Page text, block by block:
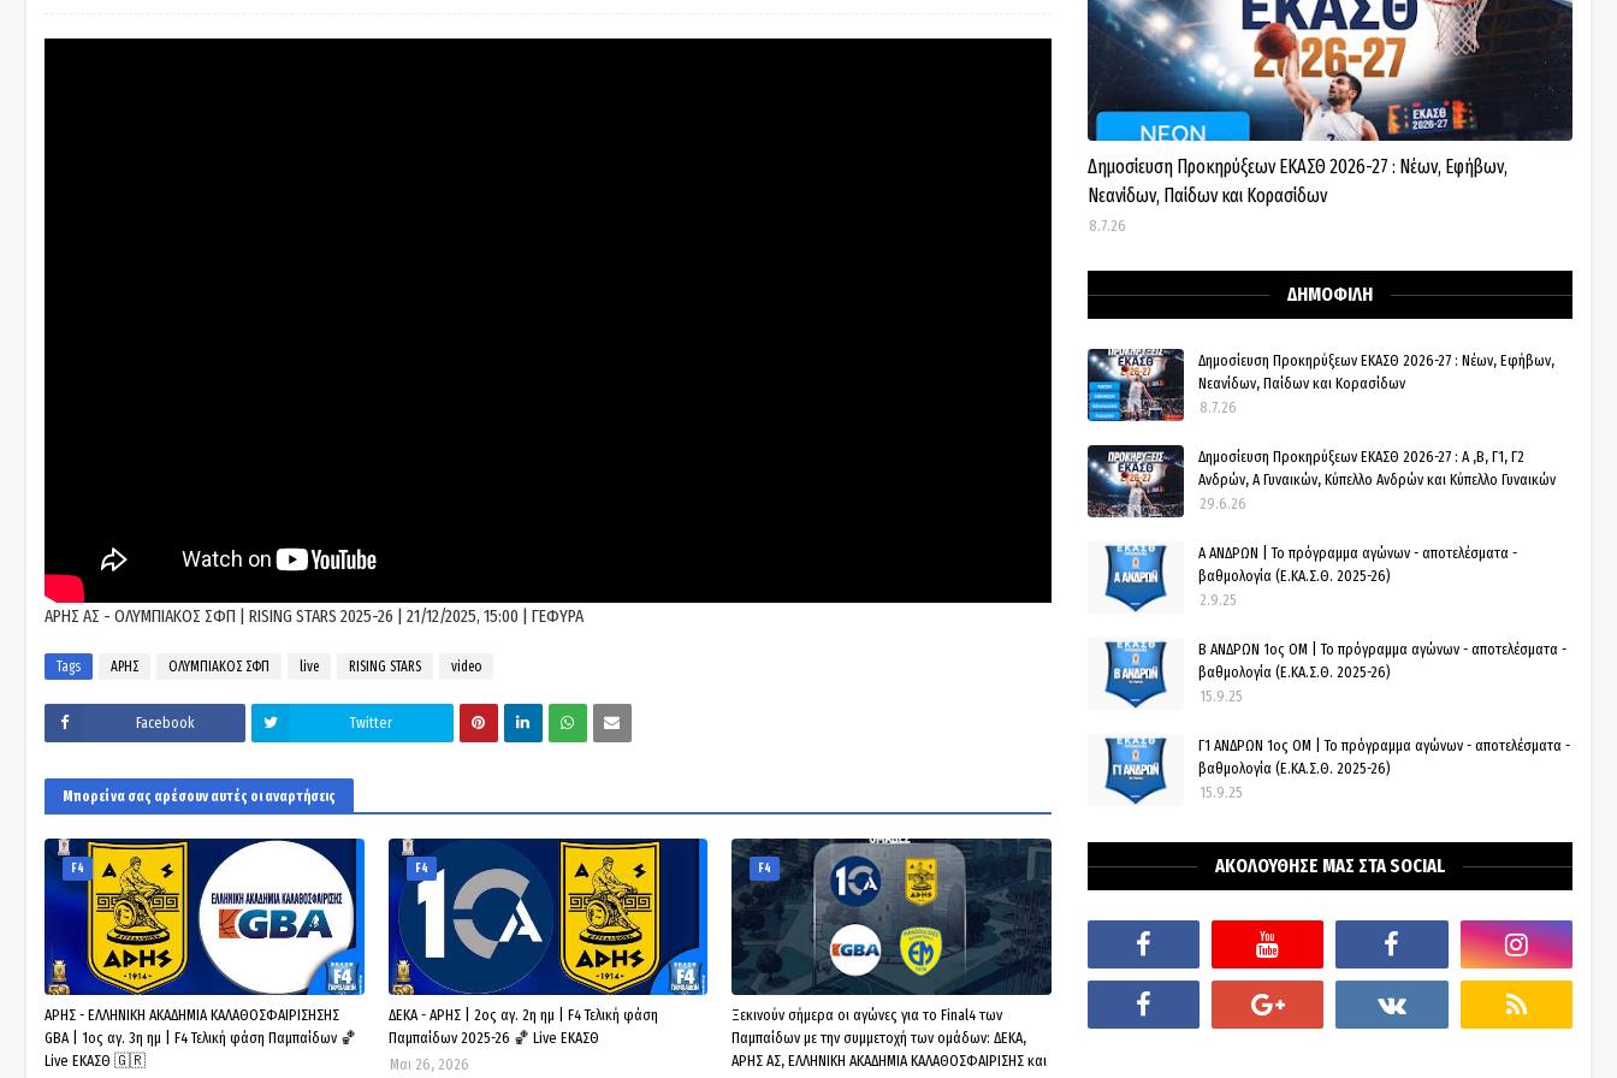
ΑΡΗΣ ΑΣ - ΟΛΥΜΠΙΑΚΟΣ ΣΦΠ | RISING STARS 2025-26 | 21/12/2025, 15:00 | ΓΕΦΥΡΑ
Tags ΑΡΗΣ ΟΛΥΜΠΙΑΚΟΣ ΣΦΠ live RISING STARS video
Facebook Twitter
Μπορεί να σας αρέσουν αυτές οι αναρτήσεις
F4
ΑΡΗΣ - ΕΛΛΗΝΙΚΗ ΑΚΑΔΗΜΙΑ ΚΑΛΑΘΟΣΦΑΙΡΙΣΗΣΗΣ
GBA | 1ος αγ. 3η ημ | F4 Τελική φάση Παμπαίδων 🏀
Live ΕΚΑΣΘ 🇬🇷
F4
ΔΕΚΑ - ΑΡΗΣ | 2ος αγ. 2η ημ | F4 Τελική φάση
Παμπαίδων 2025-26 🏀 Live ΕΚΑΣΘ
Μαι 26, 2026
F4
Ξεκινούν σήμερα οι αγώνες για το Final4 των
Παμπαίδων με την συμμετοχή των ομάδων: ΔΕΚΑ,
ΑΡΗΣ ΑΣ, ΕΛΛΗΝΙΚΗ ΑΚΑΔΗΜΙΑ ΚΑΛΑΘΟΣΦΑΙΡΙΣΗΣ και
Δημοσίευση Προκηρύξεων ΕΚΑΣΘ 2026-27 : Νέων, Εφήβων,
Νεανίδων, Παίδων και Κορασίδων
8.7.26
ΔΗΜΟΦΙΛΗ
Δημοσίευση Προκηρύξεων ΕΚΑΣΘ 2026-27 : Νέων, Εφήβων,
Νεανίδων, Παίδων και Κορασίδων
8.7.26
Δημοσίευση Προκηρύξεων ΕΚΑΣΘ 2026-27 : Α ,Β, Γ1, Γ2
Ανδρών, Α Γυναικών, Κύπελλο Ανδρών και Κύπελλο Γυναικών
29.6.26
Α ΑΝΔΡΩΝ | Το πρόγραμμα αγώνων - αποτελέσματα -
βαθμολογία (Ε.ΚΑ.Σ.Θ. 2025-26)
2.9.25
Β ΑΝΔΡΩΝ 1ος ΟΜ | Το πρόγραμμα αγώνων - αποτελέσματα -
βαθμολογία (Ε.ΚΑ.Σ.Θ. 2025-26)
15.9.25
Γ1 ΑΝΔΡΩΝ 1ος ΟΜ | Το πρόγραμμα αγώνων - αποτελέσματα -
βαθμολογία (Ε.ΚΑ.Σ.Θ. 2025-26)
15.9.25
ΑΚΟΛΟΥΘΗΣΕ ΜΑΣ ΣΤΑ SOCIAL